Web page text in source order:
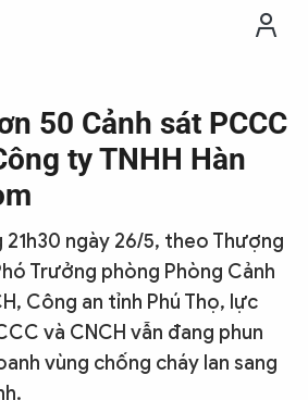
DÂN
50 Cảnh sát PCCC
ty TNHH Hàn
ngày 26/5, theo Thượng
Trưởng phòng Phòng Cảnh
Công an tỉnh Phú Thọ, lực
và CNCH vẫn đang phun
vùng chống cháy lan sang